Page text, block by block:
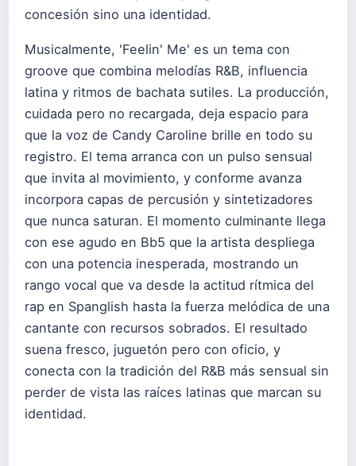
concesión sino una identidad.
Musicalmente, 'Feelin' Me' es un tema con
groove que combina melodías R&B, influencia
latina y ritmos de bachata sutiles. La producción,
cuidada pero no recargada, deja espacio para
que la voz de Candy Caroline brille en todo su
registro. El tema arranca con un pulso sensual
que invita al movimiento, y conforme avanza
incorpora capas de percusión y sintetizadores
que nunca saturan. El momento culminante llega
con ese agudo en Bb5 que la artista despliega
con una potencia inesperada, mostrando un
rango vocal que va desde la actitud rítmica del
rap en Spanglish hasta la fuerza melódica de una
cantante con recursos sobrados. El resultado
suena fresco, juguetón pero con oficio, y
conecta con la tradición del R&B más sensual sin
perder de vista las raíces latinas que marcan su
identidad.